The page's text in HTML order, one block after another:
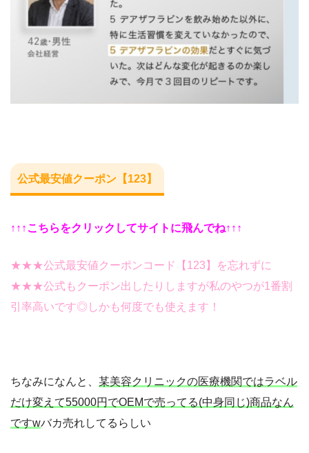
公式最安値クーポン【123】
↑↑↑こちらをクリックしてサイトに飛んでね↑↑↑
★★★公式最安値クーポンコード【123】を忘れずに
★★★公式もクーポン出したりしますが私のやつが1番割
引率高いです◎しかも何度でも使えます！
ちなみになんと、 某美容クリニックの医療機関ではラベル
だけ変えて55000円でOEMで売ってる(中身同じ)商品なん
ですwバカ売れしてるらしい